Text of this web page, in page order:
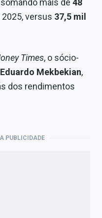
somando mais de 48
2025, versus 37,5 mil
Times, o sócio-
Eduardo Mekbekian,
dos rendimentos
PUBLICIDADE